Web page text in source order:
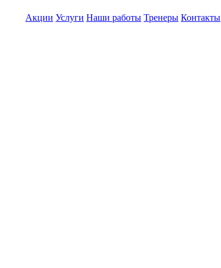
Акции Услуги Наши работы Тренеры Контакты